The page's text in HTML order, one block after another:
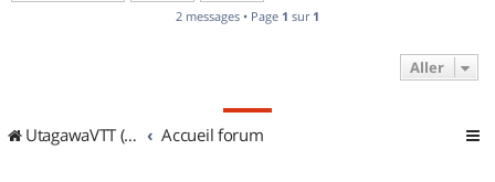
2 messages • Page 1 sur 1
Aller
UtagawaVTT (Randos VTT et VTTAE avec traces GPS) Accueil forum